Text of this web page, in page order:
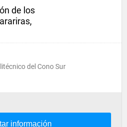
de los
del Cono Sur
información